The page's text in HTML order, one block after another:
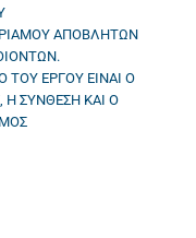
ΑΠΟΒΛΗΤΩΝ
ΤΟΥ ΕΡΓΟΥ ΕΙΝΑΙ Ο
Η ΣΥΝΘΕΣΗ ΚΑΙ Ο